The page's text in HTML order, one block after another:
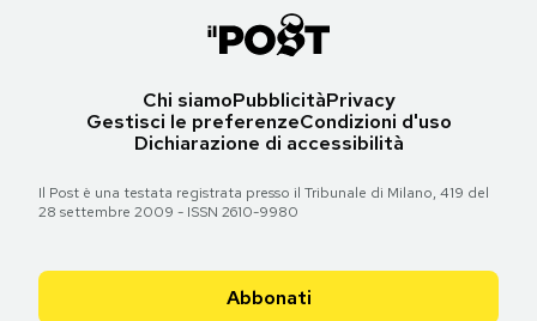
Chi siamoPubblicitàPrivacy
Gestisci le preferenzeCondizioni d'uso
Dichiarazione di accessibilità
Il Post è una testata registrata presso il Tribunale di Milano, 419 del
28 settembre 2009 - ISSN 2610-9980
Abbonati